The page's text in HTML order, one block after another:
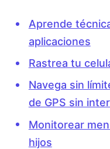
Aprende
aplicaciones
Rastrea tu
Navega sin
de GPS sin
Monitorear
hijos